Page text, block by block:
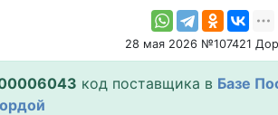
28 мая 2026 №107421
код поставщика в Базе